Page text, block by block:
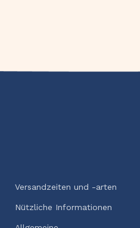
Versandzeiten und -arten
Nützliche Informationen